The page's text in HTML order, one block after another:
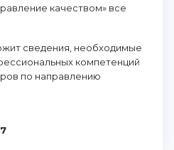
качеством» все
сведения, необходимые
компетенций
по направлению